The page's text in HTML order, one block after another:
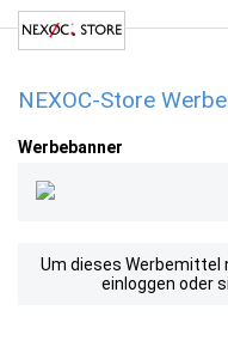
NEXOC-Store
Werbebanner
Um dieses Werbemittel
einloggen oder